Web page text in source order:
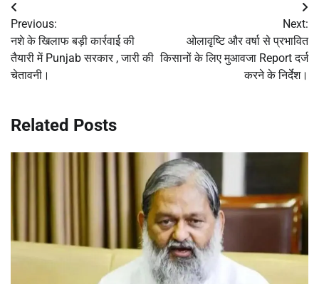
Post
navigation
Previous:
नशे के खिलाफ बड़ी कार्रवाई की
तैयारी में Punjab सरकार , जारी की
चेतावनी।
Next:
ओलावृष्टि और वर्षा से प्रभावित
किसानों के लिए मुआवजा Report दर्ज
करने के निर्देश।
Related Posts